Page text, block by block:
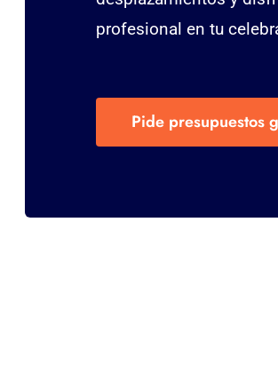
profesional en tu
Pide presupuestos